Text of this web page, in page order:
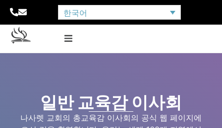
한국어
일반 교육감 이사회
나사렛 교회의 총교육감 이사회의 공식 웹 페이지에